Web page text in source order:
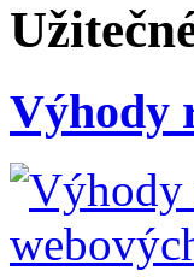
Výhody